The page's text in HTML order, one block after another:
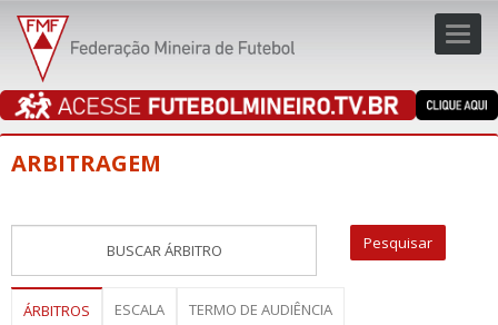
ARBITRAGEM
ÁRBITROS ESCALA TERMO DE AUDIÊNCIA